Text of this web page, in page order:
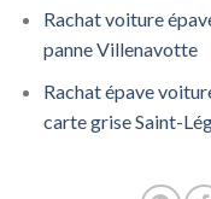
Rachat voiture
panne Villenavotte
Rachat épave
carte grise Saint-